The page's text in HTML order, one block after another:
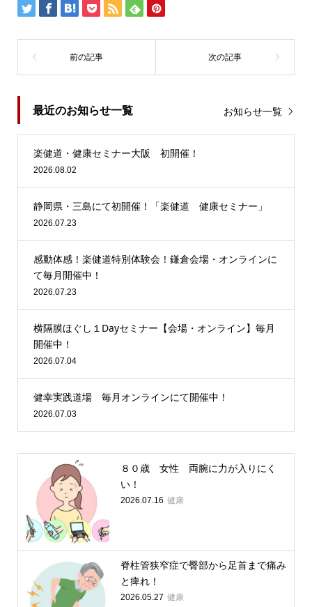
最近のお知らせ一覧 お知らせ一覧
楽健道・健康セミナー大阪 初開催！
2026.08.02
静岡県・三島にて初開催！「楽健道 健康セミナー」
2026.07.23
感動体感！楽健道特別体験会！鎌倉会場・オンラインに
て毎月開催中！
2026.07.23
横隔膜ほぐし１Dayセミナー【会場・オンライン】毎月
開催中！
2026.07.04
健幸実践道場 毎月オンラインにて開催中！
2026.07.03
８０歳 女性 両腕に力が入りにく
い！
2026.07.16 健康
脊柱管狭窄症で臀部から足首まで痛み
と痺れ！
2026.05.27 健康